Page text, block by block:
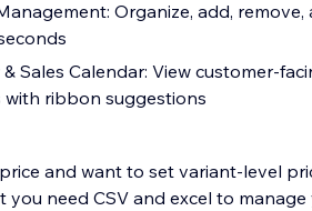
Organize, add,
& Sales Calendar: View customer-
with ribbon suggestions
and want to set variant-level
you need CSV and excel to